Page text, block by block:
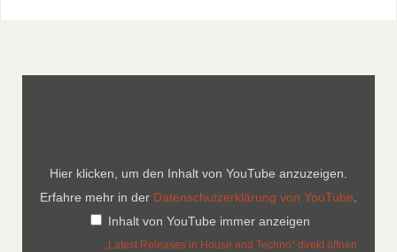
Hier klicken, um den Inhalt von YouTube anzuzeigen.
Erfahre mehr in der Datenschutzerklärung von YouTube
Inhalt von YouTube immer anzeigen
„Latest Releases in House and Techno“ direkt öffnen